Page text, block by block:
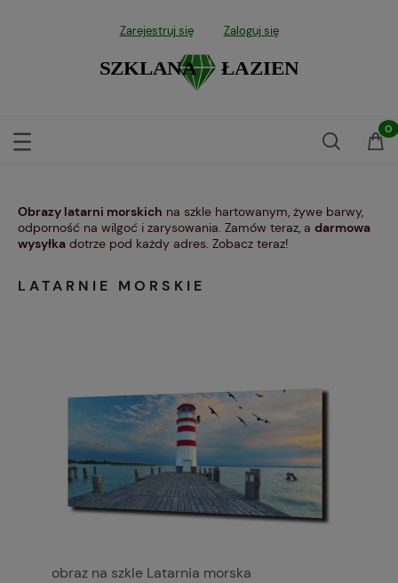
Zarejestruj się Zaloguj się
Obrazy latarni morskich na szkle hartowanym, żywe barwy,
odporność na wilgoć i zarysowania. Zamów teraz, a darmowa
wysyłka dotrze pod każdy adres. Zobacz teraz!
LATARNIE MORSKIE
obraz na szkle Latarnia morska